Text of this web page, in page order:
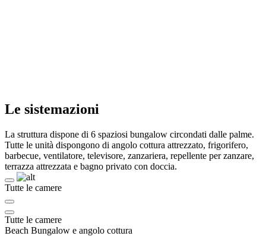
Le sistemazioni
La struttura dispone di 6 spaziosi bungalow circondati dalle palme.
Tutte le unità dispongono di angolo cottura attrezzato, frigorifero,
barbecue, ventilatore, televisore, zanzariera, repellente per zanzare,
terrazza attrezzata e bagno privato con doccia.
Tutte le camere
Tutte le camere
Beach Bungalow e angolo cottura